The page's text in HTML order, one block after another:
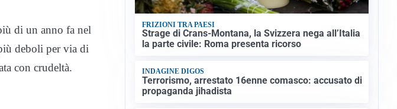
di un anno fa nel
deboli per via di
con crudeltà.
FRIZIONI TRA PAESI
Strage di Crans-Montana, la Svizzera nega all’Italia
la parte civile: Roma presenta ricorso
INDAGINE DIGOS
Terrorismo, arrestato 16enne comasco: accusato di
propaganda jihadista